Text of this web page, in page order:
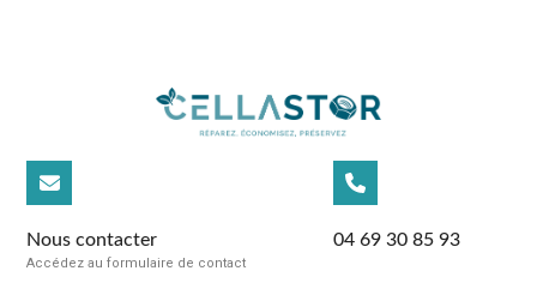
Nous contacter
Accédez au formulaire de contact
04 69 30 85 93